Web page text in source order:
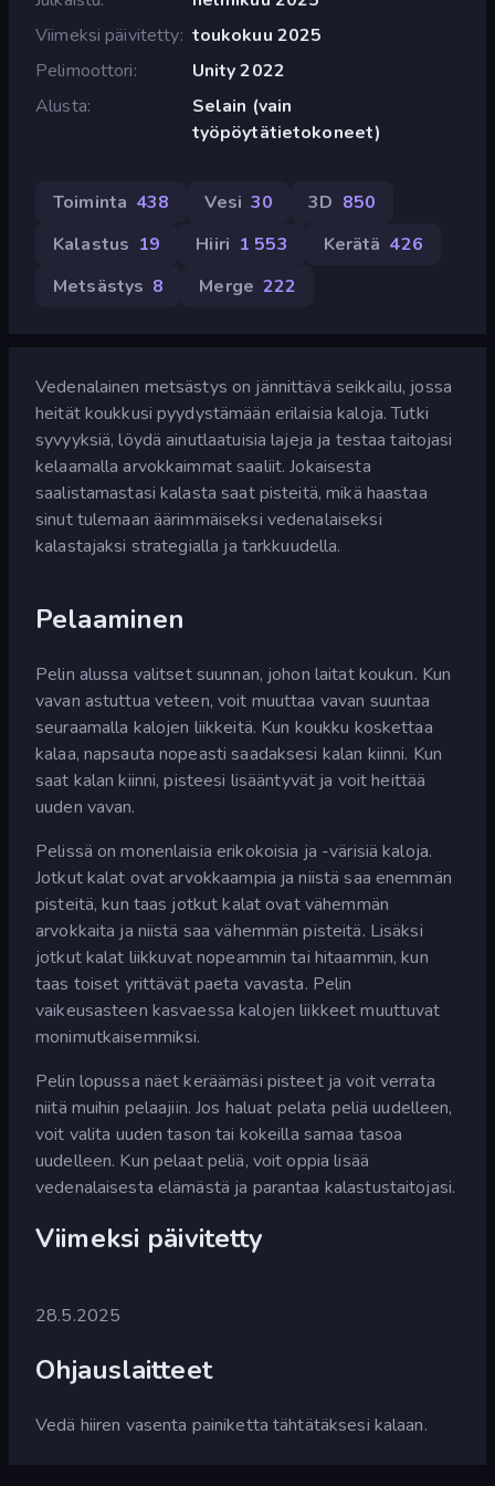
Viimeksi päivitetty toukokuu 2025
Pelimoottori
Unity 2022
Alusta
Selain (vain
työpöytätietokoneet)
Toiminta 438 Vesi 30 3D 850
Kalastus 19 Hiiri 1 553 Kerätä 426
Metsästys 8 Merge 222
Vedenalainen metsästys on jännittävä seikkailu, jossa
heität koukkusi pyydystämään erilaisia kaloja. Tutki
syvyyksiä, löydä ainutlaatuisia lajeja ja testaa taitojasi
kelaamalla arvokkaimmat saaliit. Jokaisesta
saalistamastasi kalasta saat pisteitä, mikä haastaa
sinut tulemaan äärimmäiseksi vedenalaiseksi
kalastajaksi strategialla ja tarkkuudella.
Pelaaminen
Pelin alussa valitset suunnan, johon laitat koukun. Kun
vavan astuttua veteen, voit muuttaa vavan suuntaa
seuraamalla kalojen liikkeitä. Kun koukku koskettaa
kalaa, napsauta nopeasti saadaksesi kalan kiinni. Kun
saat kalan kiinni, pisteesi lisääntyvät ja voit heittää
uuden vavan.
Pelissä on monenlaisia erikokoisia ja -värisiä kaloja.
Jotkut kalat ovat arvokkaampia ja niistä saa enemmän
pisteitä, kun taas jotkut kalat ovat vähemmän
arvokkaita ja niistä saa vähemmän pisteitä. Lisäksi
jotkut kalat liikkuvat nopeammin tai hitaammin, kun
taas toiset yrittävät paeta vavasta. Pelin
vaikeusasteen kasvaessa kalojen liikkeet muuttuvat
monimutkaisemmiksi.
Pelin lopussa näet keräämäsi pisteet ja voit verrata
niitä muihin pelaajiin. Jos haluat pelata peliä uudelleen,
voit valita uuden tason tai kokeilla samaa tasoa
uudelleen. Kun pelaat peliä, voit oppia lisää
vedenalaisesta elämästä ja parantaa kalastustaitojasi.
Viimeksi päivitetty
28.5.2025
Ohjauslaitteet
Vedä hiiren vasenta painiketta tähtätäksesi kalaan.